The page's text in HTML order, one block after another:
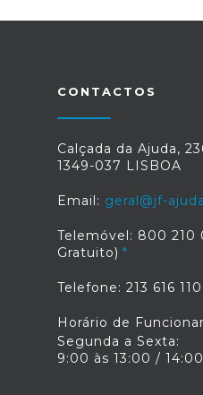
CONTACTOS
Calçada da Ajuda,
1349-037 LISBOA
Email: geral@jf-
Telemóvel: 800 210
Gratuito)
Telefone: 213 616 110
Horário de
Segunda a Sexta:
9:00 às 13:00 /